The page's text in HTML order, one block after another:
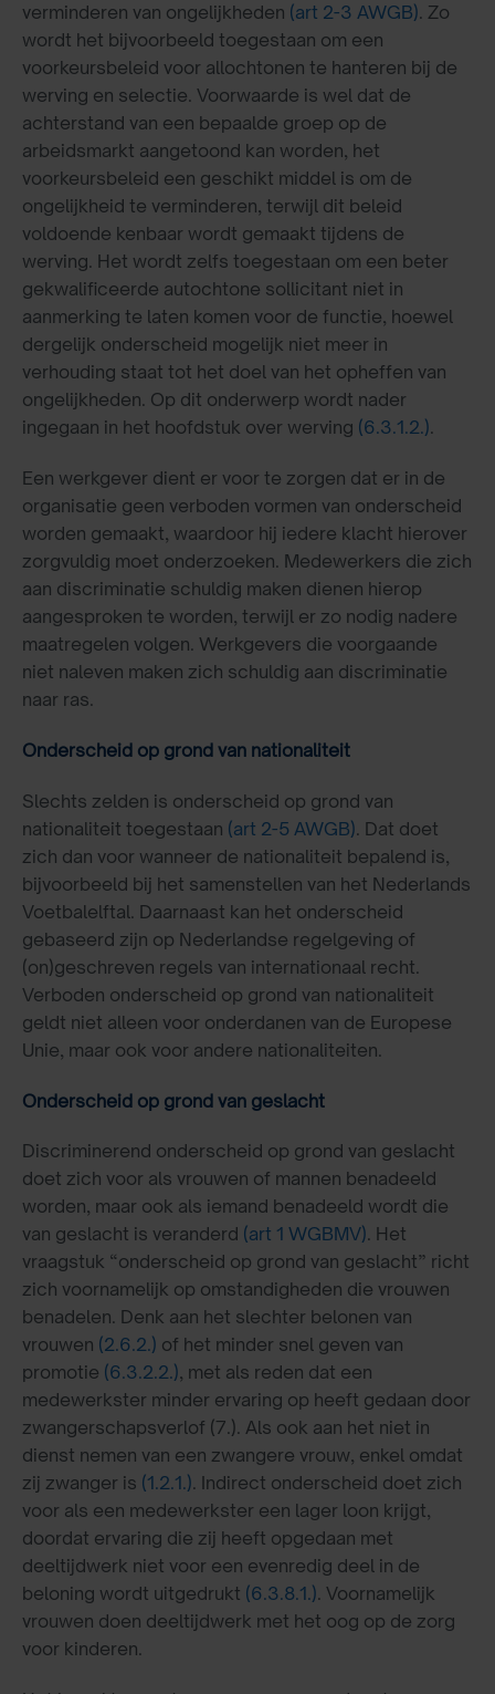
verminderen van ongelijkheden (art 2-3 AWGB). Zo
wordt het bijvoorbeeld toegestaan om een
voorkeursbeleid voor allochtonen te hanteren bij de
werving en selectie. Voorwaarde is wel dat de
achterstand van een bepaalde groep op de
arbeidsmarkt aangetoond kan worden, het
voorkeursbeleid een geschikt middel is om de
ongelijkheid te verminderen, terwijl dit beleid
voldoende kenbaar wordt gemaakt tijdens de
werving. Het wordt zelfs toegestaan om een beter
gekwalificeerde autochtone sollicitant niet in
aanmerking te laten komen voor de functie, hoewel
dergelijk onderscheid mogelijk niet meer in
verhouding staat tot het doel van het opheffen van
ongelijkheden. Op dit onderwerp wordt nader
ingegaan in het hoofdstuk over werving (6.3.1.2.).
Een werkgever dient er voor te zorgen dat er in de
organisatie geen verboden vormen van onderscheid
worden gemaakt, waardoor hij iedere klacht hierover
zorgvuldig moet onderzoeken. Medewerkers die zich
aan discriminatie schuldig maken dienen hierop
aangesproken te worden, terwijl er zo nodig nadere
maatregelen volgen. Werkgevers die voorgaande
niet naleven maken zich schuldig aan discriminatie
naar ras.
Onderscheid op grond van nationaliteit
Slechts zelden is onderscheid op grond van
nationaliteit toegestaan (art 2-5 AWGB). Dat doet
zich dan voor wanneer de nationaliteit bepalend is,
bijvoorbeeld bij het samenstellen van het Nederlands
Voetbalelftal. Daarnaast kan het onderscheid
gebaseerd zijn op Nederlandse regelgeving of
(on)geschreven regels van internationaal recht.
Verboden onderscheid op grond van nationaliteit
geldt niet alleen voor onderdanen van de Europese
Unie, maar ook voor andere nationaliteiten.
Onderscheid op grond van geslacht
Discriminerend onderscheid op grond van geslacht
doet zich voor als vrouwen of mannen benadeeld
worden, maar ook als iemand benadeeld wordt die
van geslacht is veranderd (art 1 WGBMV). Het
vraagstuk “onderscheid op grond van geslacht” richt
zich voornamelijk op omstandigheden die vrouwen
benadelen. Denk aan het slechter belonen van
vrouwen (2.6.2.) of het minder snel geven van
promotie (6.3.2.2.), met als reden dat een
medewerkster minder ervaring op heeft gedaan door
zwangerschapsverlof (7.). Als ook aan het niet in
dienst nemen van een zwangere vrouw, enkel omdat
zij zwanger is (1.2.1.). Indirect onderscheid doet zich
voor als een medewerkster een lager loon krijgt,
doordat ervaring die zij heeft opgedaan met
deeltijdwerk niet voor een evenredig deel in de
beloning wordt uitgedrukt (6.3.8.1.). Voornamelijk
vrouwen doen deeltijdwerk met het oog op de zorg
voor kinderen.